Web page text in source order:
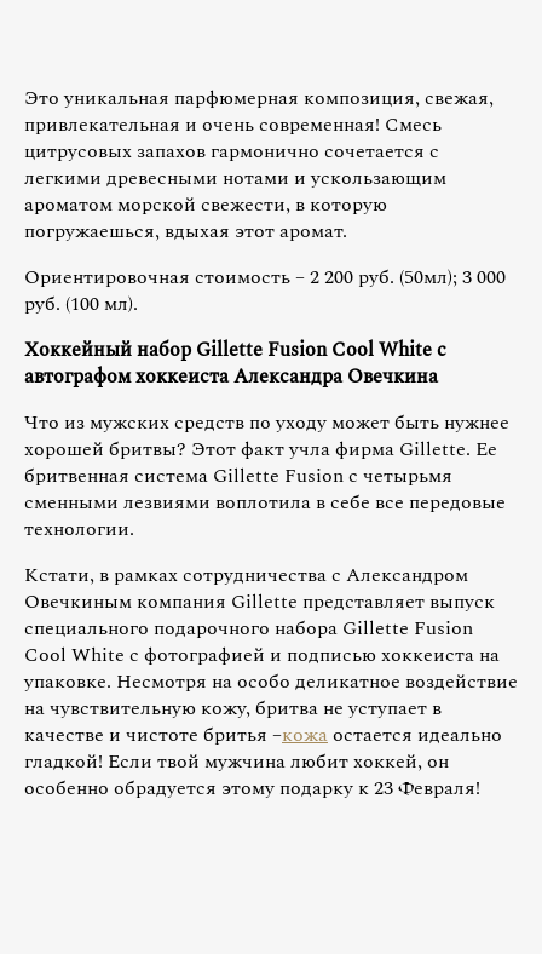
Это уникальная парфюмерная композиция, свежая,
привлекательная и очень современная! Смесь
цитрусовых запахов гармонично сочетается с
легкими древесными нотами и ускользающим
ароматом морской свежести, в которую
погружаешься, вдыхая этот аромат.
Ориентировочная стоимость – 2 200 руб. (50мл); 3 000
руб. (100 мл).
Хоккейный набор Gillette Fusion Cool White с
автографом хоккеиста Александра Овечкина
Что из мужских средств по уходу может быть нужнее
хорошей бритвы? Этот факт учла фирма Gillette. Ее
бритвенная система Gillette Fusion с четырьмя
сменными лезвиями воплотила в себе все передовые
технологии.
Кстати, в рамках сотрудничества с Александром
Овечкиным компания Gillette представляет выпуск
специального подарочного набора Gillette Fusion
Cool White с фотографией и подписью хоккеиста на
упаковке. Несмотря на особо деликатное воздействие
на чувствительную кожу, бритва не уступает в
качестве и чистоте бритья –кожаостается идеально
гладкой! Если твой мужчина любит хоккей, он
особенно обрадуется этому подарку к 23 Февраля!